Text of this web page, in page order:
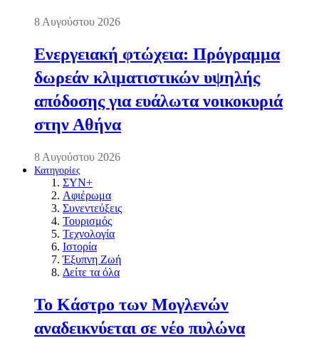
8 Αυγούστου 2026
Ενεργειακή φτώχεια: Πρόγραμμα
δωρεάν κλιματιστικών υψηλής
απόδοσης για ευάλωτα νοικοκυριά
στην Αθήνα
8 Αυγούστου 2026
Κατηγορίες
ΣΥΝ+
Αφιέρωμα
Συνεντεύξεις
Τουρισμός
Τεχνολογία
Ιστορία
Έξυπνη Ζωή
Δείτε τα όλα
Το Κάστρο των Μογλενών
αναδεικνύεται σε νέο πυλώνα